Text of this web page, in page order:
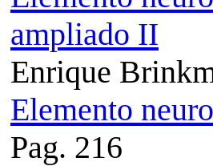
Enrique
Elemento
Pag. 216